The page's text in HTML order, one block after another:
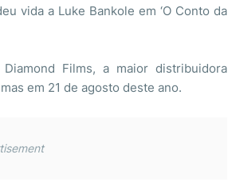
vida a Luke Bankole em ‘O Conto da
Films, a maior distribuidora
em 21 de agosto deste ano.